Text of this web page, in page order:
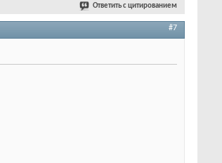
Ответить с цитированием
#7